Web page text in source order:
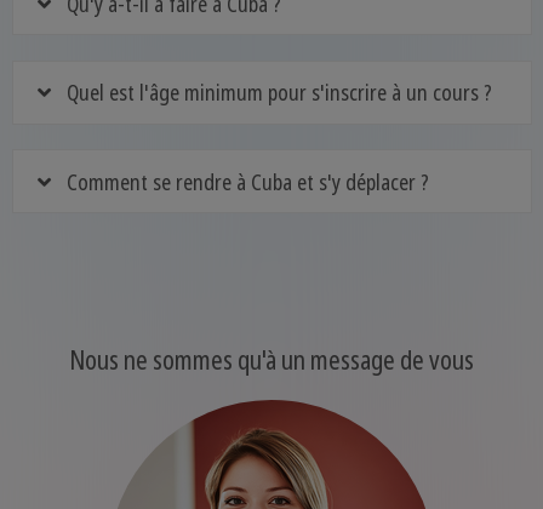
Quel est l'âge minimum pour s'inscrire à un cours ?
Comment se rendre à Cuba et s'y déplacer ?
Nous ne sommes qu'à un message de vous